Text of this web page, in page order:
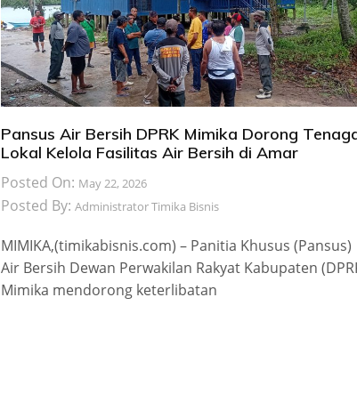
Pansus Air Bersih DPRK Mimika Dorong
Lokal Kelola Fasilitas Air Bersih di Amar
Posted On: May 22, 2026
Posted By: Administrator Timika Bisnis
MIMIKA,(timikabisnis.com) – Panitia Khusus (Pansus)
Air Bersih Dewan Perwakilan Rakyat Kabupaten
Mimika mendorong keterlibatan